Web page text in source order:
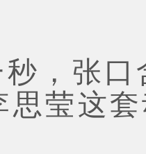
张口含
思莹这